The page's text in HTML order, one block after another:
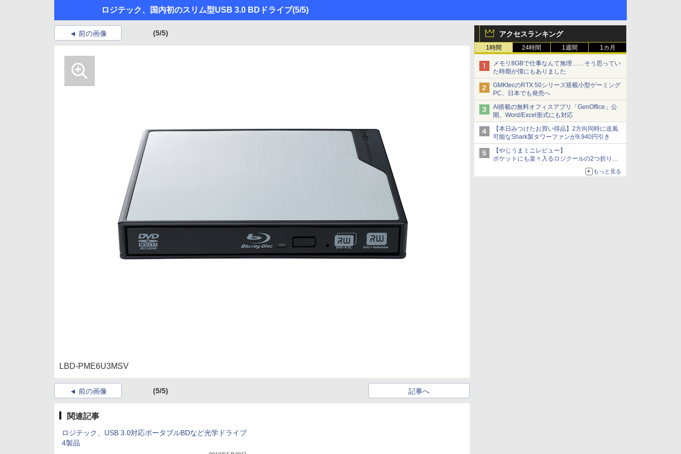
ロジテック、国内初のスリム型USB 3.0 BDドライブ(5/5)
アクセスランキング
1時間 24時間 1週間 1カ月
メモリ8GBで仕事なんて無理……そう思ってい
た時期が僕にもありました
GMKtecのRTX 50シリーズ搭載小型ゲーミング
PC、日本でも発売へ
AI搭載の無料オフィスアプリ「GenOffice」公
開。Word/Excel形式にも対応
【本日みつけたお買い得品】2方向同時に送風
可能なShark製タワーファンが9,940円引き
【やじうまミニレビュー】
ポケットにも楽々入るロジクールの2つ折りマ
ウス「Mobi Fold」。その気になるギミックと
もっと見る
前の画像 (5/5)
LBD-PME6U3MSV
前の画像 (5/5) 記事へ
関連記事
ロジテック、USB 3.0対応ポータブルBDなど光学ドライブ
4製品